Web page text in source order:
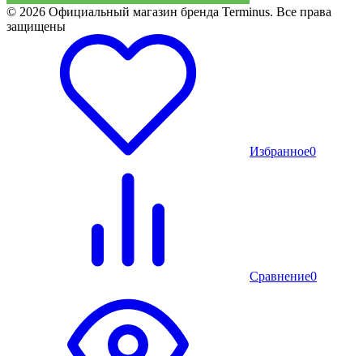
© 2026 Официальный магазин бренда Terminus. Все права
защищены
Избранное0
Сравнение0